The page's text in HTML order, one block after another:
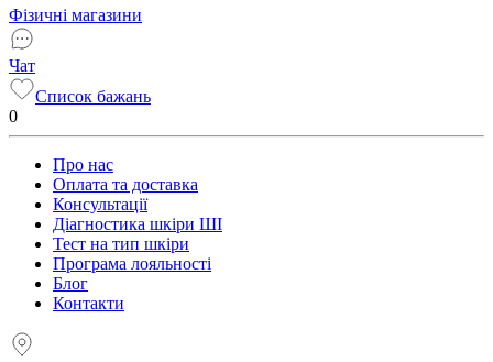
Фізичні магазини
Чат
Список бажань
0
Про нас
Оплата та доставка
Консультації
Діагностика шкіри ШІ
Тест на тип шкіри
Програма лояльності
Блог
Контакти